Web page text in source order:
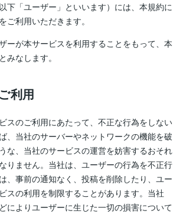
下「ユーザー」といいます）には、本規約に
ご利用いただきます。
ーが本サービスを利用することをもって、本
みなします。
利用
スのご利用にあたって、不正な行為をしない
、当社のサーバーやネットワークの機能を破
な、当社のサービスの運営を妨害するおそれ
りません。当社は、ユーザーの行為を不正行
、事前の通知なく、投稿を削除したり、ユー
スの利用を制限することがあります。当社
によりユーザーに生じた一切の損害について